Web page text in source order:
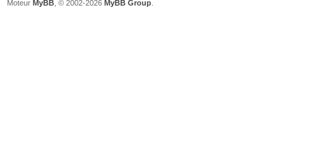
Moteur MyBB , © 2002-2026 MyBB Group